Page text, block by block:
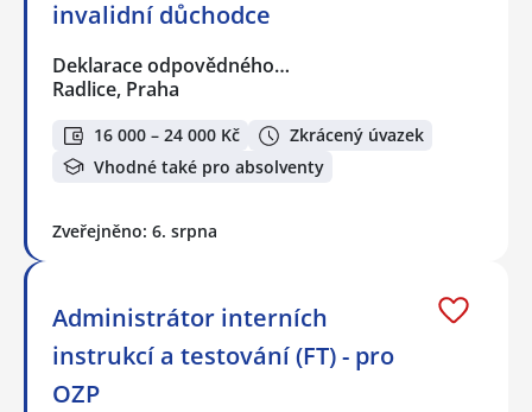
invalidní důchodce
Deklarace odpovědného…
Radlice, Praha
16 000 – 24 000 Kč
Zkrácený úvazek
Vhodné také pro absolventy
Zveřejněno: 6. srpna
Administrátor interních
instrukcí a testování (FT) - pro
OZP